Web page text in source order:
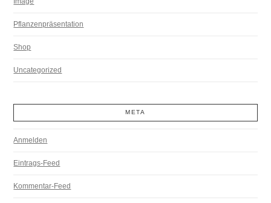
Pflanzenpräsentation
Shop
Uncategorized
META
Anmelden
Eintrags-Feed
Kommentar-Feed